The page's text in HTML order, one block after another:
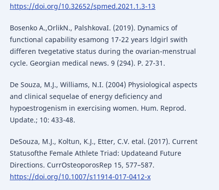
https://doi.org/10.32652/spmed.2021.1.3-13
Bosenko A.,OrlikN., PalshkovaI. (2019). Dynamics of
functional capability esamong 17-22 years ldgirl swith
differen tvegetative status during the ovarian-menstrual
cycle. Georgian medical news. 9 (294). P. 27-31.
De Souza, M.J., Williams, N.I. (2004) Physiological aspects
and clinical sequelae of energy deficiency and
hypoestrogenism in exercising women. Hum. Reprod.
Update.; 10: 433-48.
DeSouza, M.J., Koltun, K.J., Etter, C.V. etal. (2017). Current
Statusofthe Female Athlete Triad: Updateand Future
Directions. CurrOsteoporosRep 15, 577–587.
https://doi.org/10.1007/s11914-017-0412-x